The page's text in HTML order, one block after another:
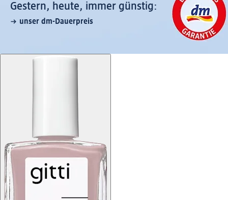
Gestern, heute, immer günstig:
unser dm-Dauerpreis